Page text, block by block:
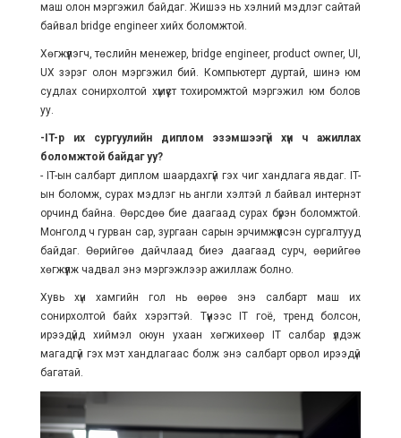
маш олон мэргэжил байдаг. Жишээ нь хэлний мэдлэг сайтай
байвал bridge engineer хийх боломжтой.
Хөгжүүлэгч, төслийн менежер, bridge engineer, product owner, UI,
UX зэрэг олон мэргэжил бий. Компьютерт дуртай, шинэ юм
судлах сонирхолтой хүмүүст тохиромжтой мэргэжил юм болов
уу.
-IT-р их сургуулийн диплом эзэмшээгүй хүн ч ажиллах
боломжтой байдаг уу?
- IT-ын салбарт диплом шаардахгүй гэх чиг хандлага явдаг. IT-
ын боломж, сурах мэдлэг нь англи хэлтэй л байвал интернэт
орчинд байна. Өөрсдөө бие даагаад сурах бүрэн боломжтой.
Монголд ч гурван сар, зургаан сарын эрчимжүүлсэн сургалтууд
байдаг. Өөрийгөө дайчлаад биеэ даагаад сурч, өөрийгөө
хөгжүүлж чадвал энэ мэргэжлээр ажиллаж болно.
Хувь хүн хамгийн гол нь өөрөө энэ салбарт маш их
сонирхолтой байх хэрэгтэй. Түүнээс IT гоё, тренд болсон,
ирээдүйд хиймэл оюун ухаан хөгжихөөр IT салбар үлдэж
магадгүй гэх мэт хандлагаас болж энэ салбарт орвол ирээдүй
багатай.